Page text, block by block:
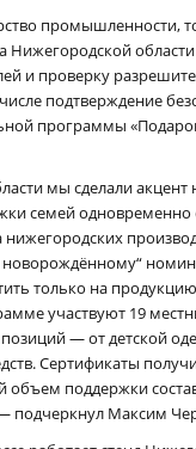
промышленности,
Нижегородской области
и проверку
подтверждение
программы
мы сделали акцент
семей одновременно
нижегородских
новорождённому“
только на
участвуют 19
— от детской
Сертификаты
поддержки
подчеркнул Максим